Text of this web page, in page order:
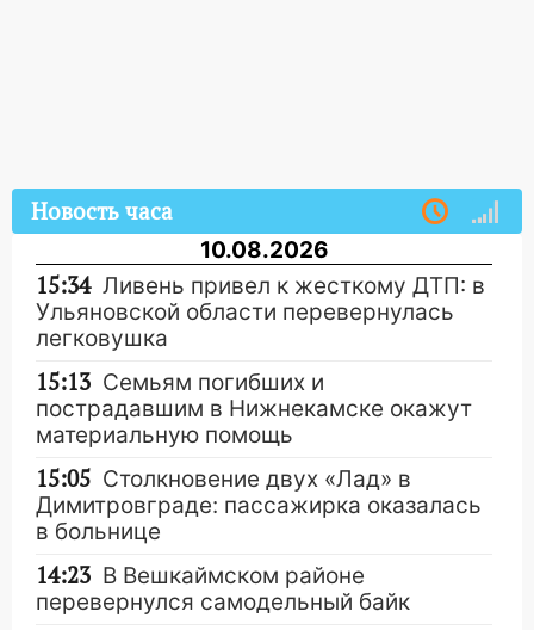
Новость часа
10.08.2026
15:34 Ливень привел к жесткому ДТП: в
Ульяновской области перевернулась
легковушка
15:13 Семьям погибших и
пострадавшим в Нижнекамске окажут
материальную помощь
15:05 Столкновение двух «Лад» в
Димитровграде: пассажирка оказалась
в больнице
14:23 В Вешкаймском районе
перевернулся самодельный байк